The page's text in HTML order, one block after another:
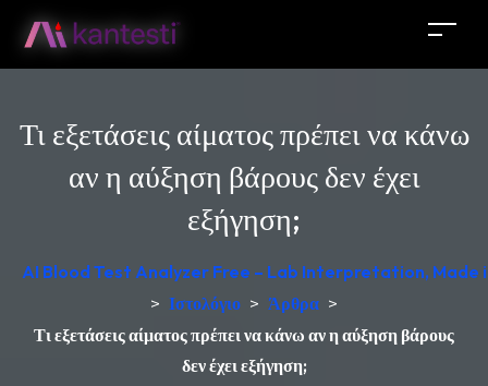
Τι εξετάσεις αίματος πρέπει να κάνω
αν η αύξηση βάρους δεν έχει
εξήγηση;
AI Blood Test Analyzer Free – Lab Interpretation, Made
> Ιστολόγιο > Άρθρα >
Τι εξετάσεις αίματος πρέπει να κάνω αν η αύξηση βάρους
δεν έχει εξήγηση;